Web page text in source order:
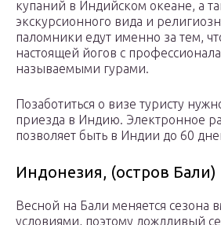
купаний в Индийском океане, а
экскурсионного вида и
паломники едут именно за тем,
настоящей йогов с
называемыми гурами.
Позаботиться о визе туристу
приезда в Индию. Электронное
позволяет быть в Индии до 60
Индонезия, (остров Бали)
Весной на Бали меняется сезона
условиями, поэтому дождливый